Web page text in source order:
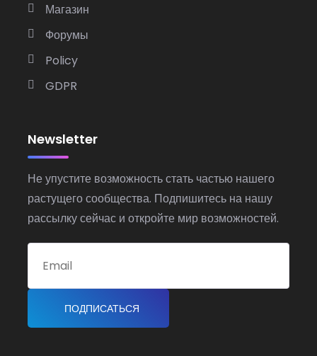
Магазин
Форумы
Policy
GDPR
Newsletter
Не упустите возможность стать частью нашего
растущего сообщества. Подпишитесь на нашу
рассылку сейчас и откройте мир возможностей.
ПОДПИСАТЬСЯ